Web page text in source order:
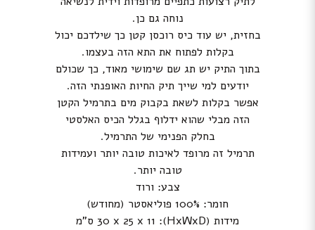
נוחה גם כן.
בחזית, יש עוד כיס רוכסן קטן כך שילדכם יכול
בקלות לפתוח את התא הזה בעצמו.
בתוך התיק יש תג שם שימושי מאוד, כך שכולם
יודעים למי שייך תיק החיות האופנתי הזה.
אפשר בקלות לשאת בקבוק מים בתרמיל הקטן
הזה מבלי שהוא ידלוף בגלל הכיס האלסטי
בחלק הפנימי של התרמיל.
תרמיל זה מרופד לאיכות טובה יותר ועמידות
טובה יותר.
צבע: ורוד
חומר: 100% פוליאסטר (מחודש)
מידות (HxWxD): 30 x 25 x 11 ס”מ